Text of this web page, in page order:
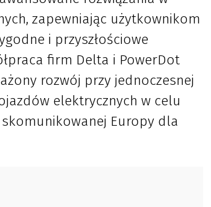
zapewniając użytkownikom
i przyszłościowe
firm Delta i PowerDot
rozwój przy jednoczesnej
elektrycznych w celu
Europy dla